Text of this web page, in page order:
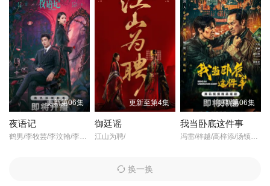
更新第06集
夜语记
更新至第4集
御廷谣
江山为聘/
更新第06集
我当卧底这件事
冯雷/梓越/高梓添/汤镇业/杨帆/孙腾博/
换一换